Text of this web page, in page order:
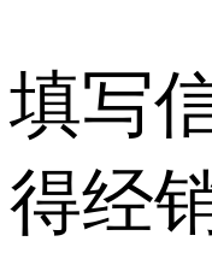
填写
得经